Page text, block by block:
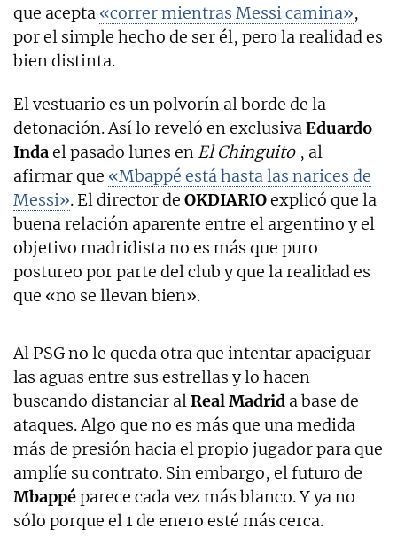
que acepta «correr mientras Messi camina»,
por el simple hecho de ser él, pero la realidad es
bien distinta.
El vestuario es un polvorín al borde de la
detonación. Así lo reveló en exclusivaEduardo
Indael pasado lunes en El Chinguito , al
afirmar que «Mbappé está hasta las narices de
Messi». El director de OKDIARIOexplicó que la
buena relación aparente entre el argentino y el
objetivo madridista no es más que puro
postureo por parte del club y que la realidad es
que «no se llevan bien».
Al PSG no le queda otra que intentar apaciguar
las aguas entre sus estrellas y lo hacen
buscando distanciar alReal Madrid a base de
ataques. Algo que no es más que una medida
más de presión hacia el propio jugador para que
amplíe su contrato. Sin embargo, el futuro de
Mbappéparece cada vez más blanco. Y ya no
sólo porque el 1 de enero esté más cerca.